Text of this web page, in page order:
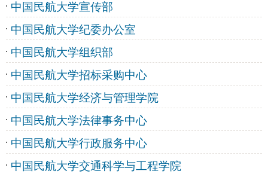
中国民航大学宣传部
中国民航大学纪委办公室
中国民航大学组织部
中国民航大学招标采购中心
中国民航大学经济与管理学院
中国民航大学法律事务中心
中国民航大学行政服务中心
中国民航大学交通科学与工程学院